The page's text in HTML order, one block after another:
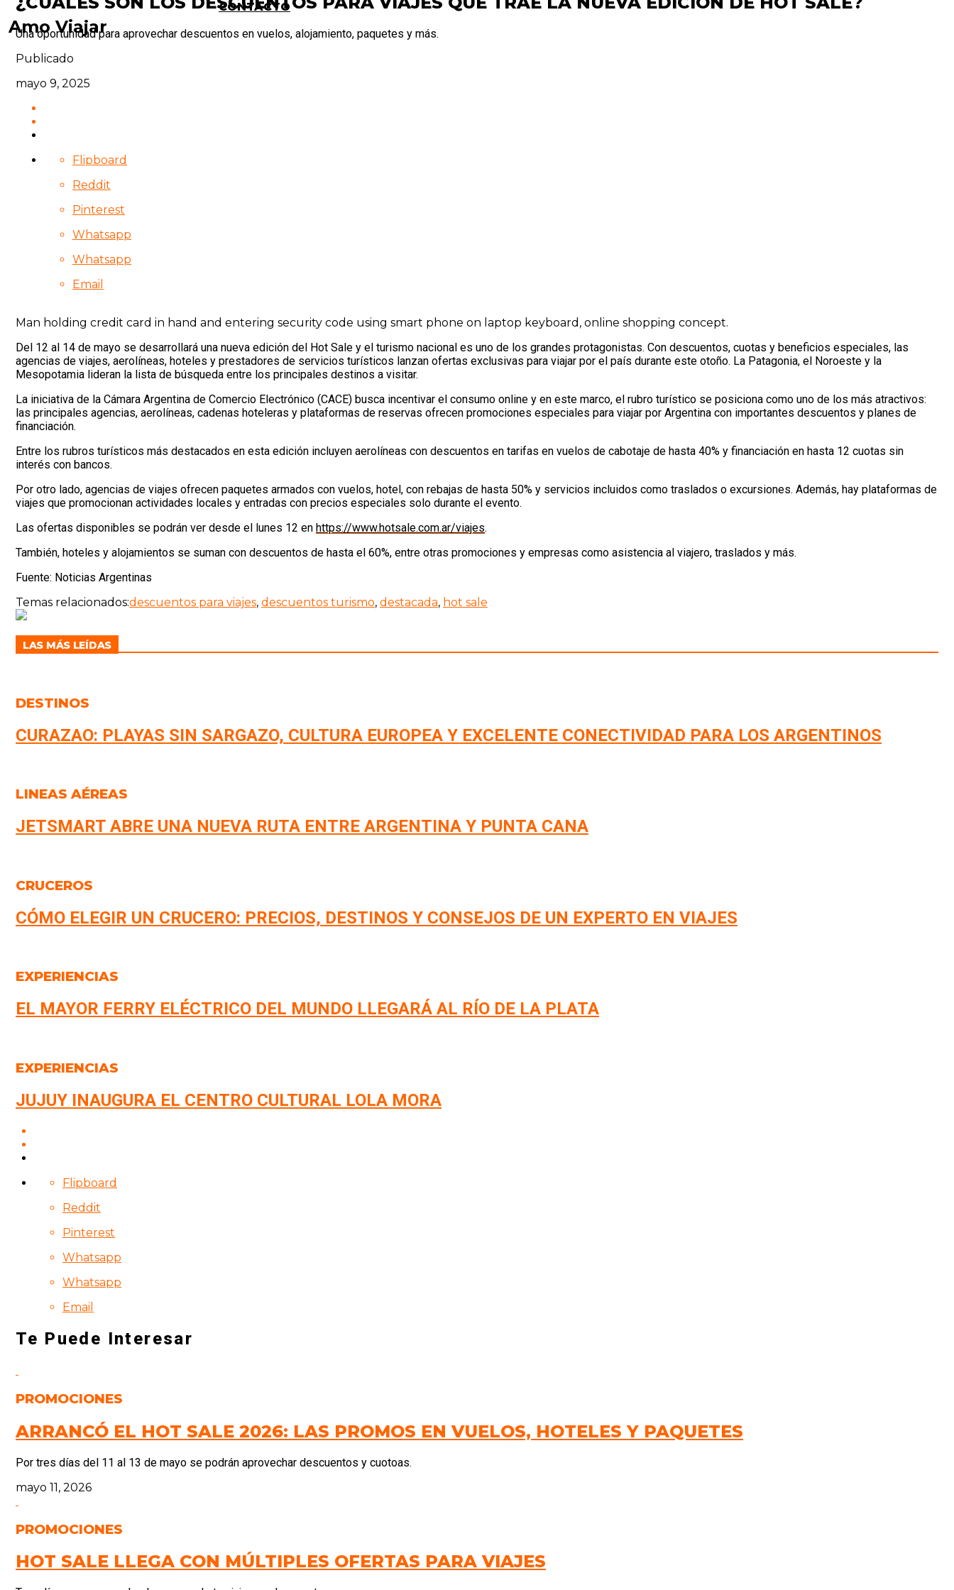
Amo Viajar
CONTACTO
Una oportunidad para aprovechar descuentos en vuelos, alojamiento, paquetes y más.
Publicado
mayo 9, 2025
Flipboard
Reddit
Pinterest
Whatsapp
Whatsapp
Email
Man holding credit card in hand and entering security code using smart phone on laptop keyboard, online shopping concept.
Del 12 al 14 de mayo se desarrollará una nueva edición del Hot Sale y el turismo nacional es uno de los grandes protagonistas. Con descuentos, cuotas y beneficios especiales, las
agencias de viajes, aerolíneas, hoteles y prestadores de servicios turísticos lanzan ofertas exclusivas para viajar por el país durante este otoño. La Patagonia, el Noroeste y la
Mesopotamia lideran la lista de búsqueda entre los principales destinos a visitar.
La iniciativa de la Cámara Argentina de Comercio Electrónico (CACE) busca incentivar el consumo online y en este marco, el rubro turístico se posiciona como uno de los más atractivos:
las principales agencias, aerolíneas, cadenas hoteleras y plataformas de reservas ofrecen promociones especiales para viajar por Argentina con importantes descuentos y planes de
financiación.
Entre los rubros turísticos más destacados en esta edición incluyen aerolíneas con descuentos en tarifas en vuelos de cabotaje de hasta 40% y financiación en hasta 12 cuotas sin
interés con bancos.
Por otro lado, agencias de viajes ofrecen paquetes armados con vuelos, hotel, con rebajas de hasta 50% y servicios incluidos como traslados o excursiones. Además, hay plataformas de
viajes que promocionan actividades locales y entradas con precios especiales solo durante el evento.
Las ofertas disponibles se podrán ver desde el lunes 12 en https://www.hotsale.com.ar/viajes.
También, hoteles y alojamientos se suman con descuentos de hasta el 60%, entre otras promociones y empresas como asistencia al viajero, traslados y más.
Fuente: Noticias Argentinas
Temas relacionados:descuentos para viajes, descuentos turismo, destacada, hot sale
LAS MÁS LEÍDAS
DESTINOS
CURAZAO: PLAYAS SIN SARGAZO, CULTURA EUROPEA Y EXCELENTE CONECTIVIDAD PARA LOS ARGENTINOS
LINEAS AÉREAS
JETSMART ABRE UNA NUEVA RUTA ENTRE ARGENTINA Y PUNTA CANA
CRUCEROS
CÓMO ELEGIR UN CRUCERO: PRECIOS, DESTINOS Y CONSEJOS DE UN EXPERTO EN VIAJES
EXPERIENCIAS
EL MAYOR FERRY ELÉCTRICO DEL MUNDO LLEGARÁ AL RÍO DE LA PLATA
EXPERIENCIAS
JUJUY INAUGURA EL CENTRO CULTURAL LOLA MORA
Flipboard
Reddit
Pinterest
Whatsapp
Whatsapp
Email
Te Puede Interesar
PROMOCIONES
ARRANCÓ EL HOT SALE 2026: LAS PROMOS EN VUELOS, HOTELES Y PAQUETES
Por tres días del 11 al 13 de mayo se podrán aprovechar descuentos y cuotoas.
mayo 11, 2026
PROMOCIONES
HOT SALE LLEGA CON MÚLTIPLES OFERTAS PARA VIAJES